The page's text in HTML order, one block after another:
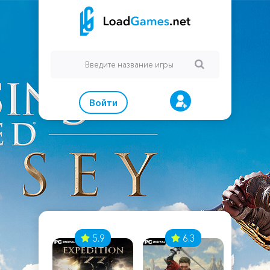
Войти
5.9 6.3